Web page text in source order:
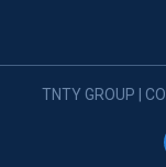
TNTY GROUP |